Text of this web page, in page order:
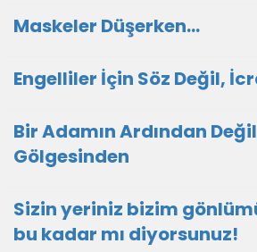
Maskeler Düşerken…
Engelliler İçin Söz Değil,
Bir Adamın Ardından
Gölgesinden
Sizin yeriniz bizim
bu kadar mı diyorsunuz!